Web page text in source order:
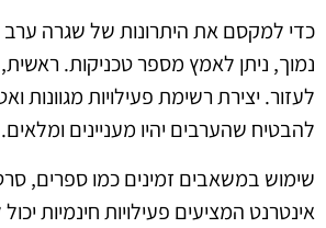
כדי למקסם את היתרונות של שגרה ערב
נמוך, ניתן לאמץ מספר טכניקות. ראשית,
לעזור. יצירת רשימת פעילויות מגוונות
להבטיח שהערבים יהיו מעניינים ומלאים.
שימוש במשאבים זמינים כמו ספרים,
אינטרנט המציעים פעילויות חינמיות